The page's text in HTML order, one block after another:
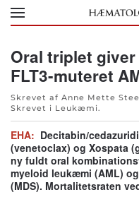
Skip to main content
Oral triplet
FLT3-muteret
Skrevet af Anne Mette
Skrevet i Leukæmi.
EHA: Decitabin/
(venetoclax) og Xospata
ny fuldt oral
myeloid leukæmi (AML)
(MDS). Mortalitetsraten